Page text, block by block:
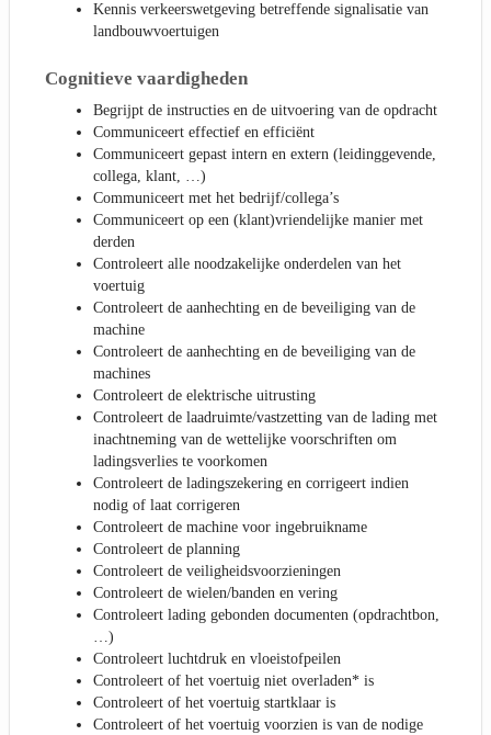
Kennis verkeerswetgeving betreffende signalisatie van
landbouwvoertuigen
Cognitieve vaardigheden
Begrijpt de instructies en de uitvoering van de opdracht
Communiceert effectief en efficiënt
Communiceert gepast intern en extern (leidinggevende,
collega, klant, …)
Communiceert met het bedrijf/collega’s
Communiceert op een (klant)vriendelijke manier met
derden
Controleert alle noodzakelijke onderdelen van het
voertuig
Controleert de aanhechting en de beveiliging van de
machine
Controleert de aanhechting en de beveiliging van de
machines
Controleert de elektrische uitrusting
Controleert de laadruimte/vastzetting van de lading met
inachtneming van de wettelijke voorschriften om
ladingsverlies te voorkomen
Controleert de ladingszekering en corrigeert indien
nodig of laat corrigeren
Controleert de machine voor ingebruikname
Controleert de planning
Controleert de veiligheidsvoorzieningen
Controleert de wielen/banden en vering
Controleert lading gebonden documenten (opdrachtbon,
…)
Controleert luchtdruk en vloeistofpeilen
Controleert of het voertuig niet overladen* is
Controleert of het voertuig startklaar is
Controleert of het voertuig voorzien is van de nodige